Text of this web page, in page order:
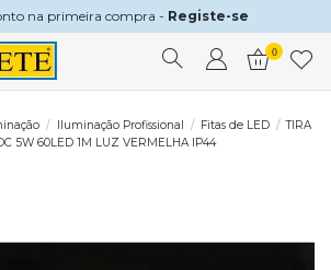
na primeira compra - Registe-se
0
Iluminação Profissional Fitas de LED
TIRA
5W 60LED 1M LUZ VERMELHA IP44